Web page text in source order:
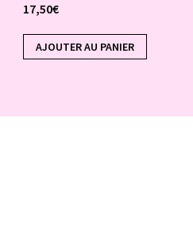
17,50€
AJOUTER AU PANIER